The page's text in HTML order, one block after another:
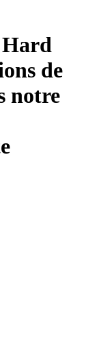
Hard
de
notre